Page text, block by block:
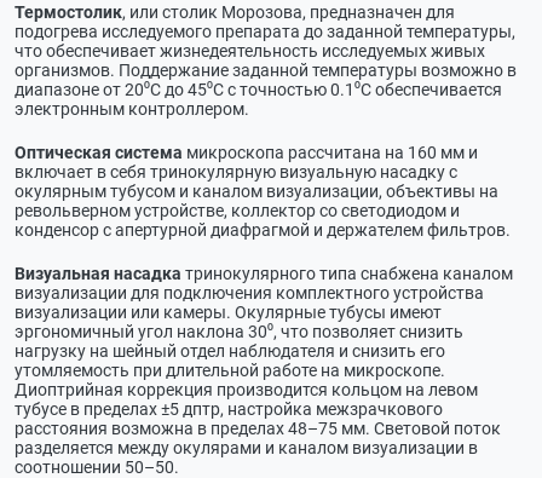
Термостолик, или столик Морозова, предназначен для
подогрева исследуемого препарата до заданной температуры,
что обеспечивает жизнедеятельность исследуемых живых
организмов. Поддержание заданной температуры возможно в
диапазоне от 20⁰С до 45⁰С с точностью 0.1⁰С обеспечивается
электронным контроллером.
Оптическая система микроскопа рассчитана на 160 мм и
включает в себя тринокулярную визуальную насадку с
окулярным тубусом и каналом визуализации, объективы на
револьверном устройстве, коллектор со светодиодом и
конденсор с апертурной диафрагмой и держателем фильтров.
Визуальная насадка тринокулярного типа снабжена каналом
визуализации для подключения комплектного устройства
визуализации или камеры. Окулярные тубусы имеют
эргономичный угол наклона 30⁰, что позволяет снизить
нагрузку на шейный отдел наблюдателя и снизить его
утомляемость при длительной работе на микроскопе.
Диоптрийная коррекция производится кольцом на левом
тубусе в пределах ±5 дптр, настройка межзрачкового
расстояния возможна в пределах 48–75 мм. Световой поток
разделяется между окулярами и каналом визуализации в
соотношении 50–50.